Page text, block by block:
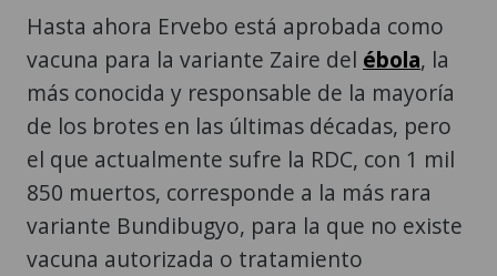
Hasta ahora Ervebo está aprobada como
vacuna para la variante Zaire del ébola, la
más conocida y responsable de la mayoría
de los brotes en las últimas décadas, pero
el que actualmente sufre la RDC, con 1 mil
850 muertos, corresponde a la más rara
variante Bundibugyo, para la que no existe
vacuna autorizada o tratamiento